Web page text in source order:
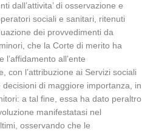
dall’attivita’ di osservazione e
sociali e sanitari, ritenuti
dei provvedimenti da
che la Corte di merito ha
all’ente
con l’attribuzione ai Servizi sociali
di maggiore importanza, in
a tal fine, essa ha dato peraltro
manifestatasi nel
osservando che le